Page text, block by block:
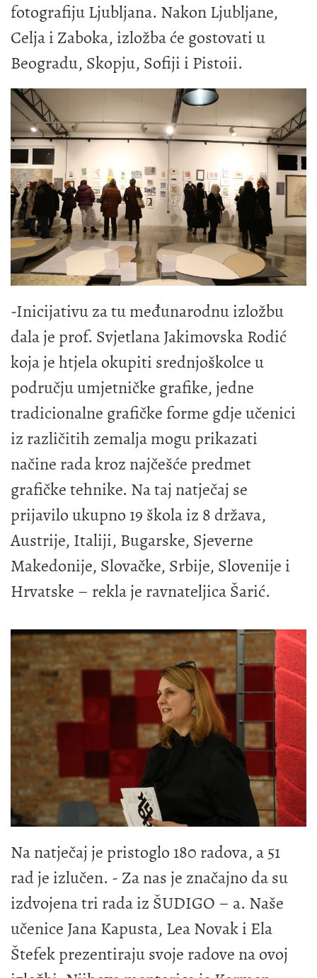
fotografiju Ljubljana. Nakon Ljubljane,
Celja i Zaboka, izložba će gostovati u
Beogradu, Skopju, Sofiji i Pistoii.
-Inicijativu za tu međunarodnu izložbu
dala je prof. Svjetlana Jakimovska Rodić
koja je htjela okupiti srednjoškolce u
području umjetničke grafike, jedne
tradicionalne grafičke forme gdje učenici
iz različitih zemalja mogu prikazati
načine rada kroz najčešće predmet
grafičke tehnike. Na taj natječaj se
prijavilo ukupno 19 škola iz 8 država,
Austrije, Italiji, Bugarske, Sjeverne
Makedonije, Slovačke, Srbije, Slovenije i
Hrvatske – rekla je ravnateljica Šarić.
Na natječaj je pristoglo 180 radova, a 51
rad je izlučen. - Za nas je značajno da su
izdvojena tri rada iz ŠUDIGO – a. Naše
učenice Jana Kapusta, Lea Novak i Ela
Štefek prezentiraju svoje radove na ovoj